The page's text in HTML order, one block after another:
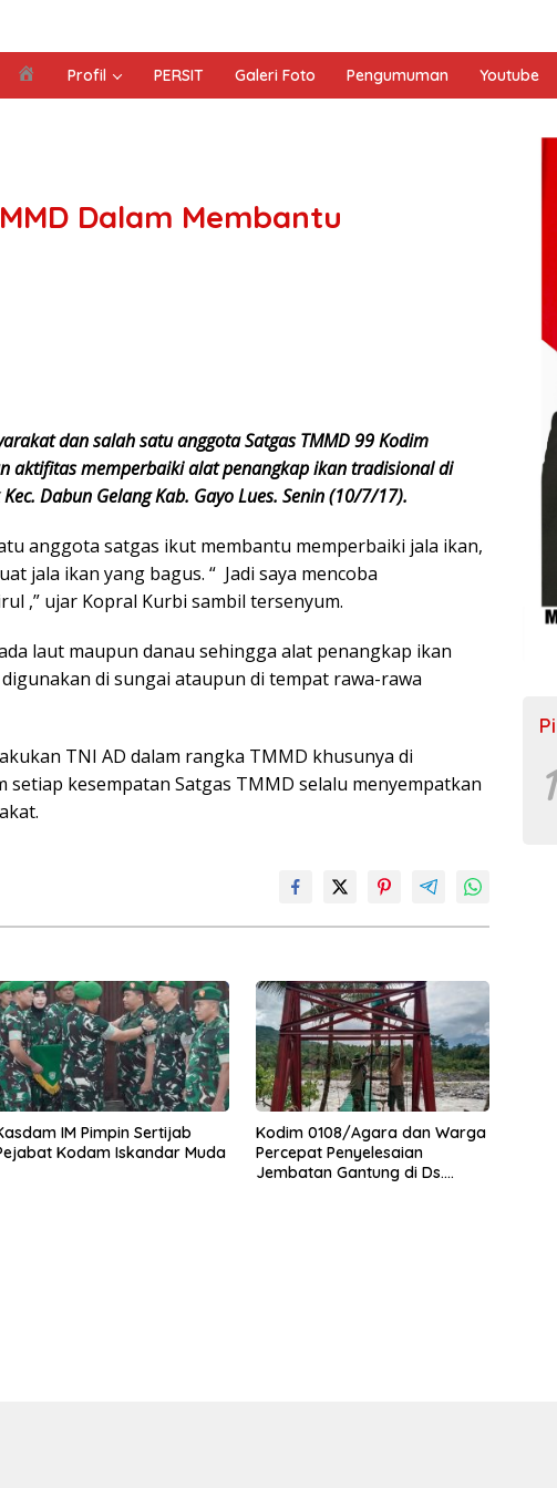
e
Profil PERSIT Galeri Foto Pengumuman Youtube
Dalam Membantu
dan salah satu anggota Satgas TMMD 99 Kodim
aktifitas memperbaiki alat penangkap ikan tradisional di
Dabun Gelang Kab. Gayo Lues. Senin (10/7/17).
anggota satgas ikut membantu memperbaiki jala ikan,
jala ikan yang bagus. “ Jadi saya mencoba
,” ujar Kopral Kurbi sambil tersenyum.
laut maupun danau sehingga alat penangkap ikan
di sungai ataupun di tempat rawa-rawa
TNI AD dalam rangka TMMD khusunya di
setiap kesempatan Satgas TMMD selalu menyempatkan
IM Pimpin Sertijab
Kodam Iskandar Muda
Kodim 0108/Agara dan Warga
Percepat Penyelesaian
Jembatan Gantung di Ds.
1